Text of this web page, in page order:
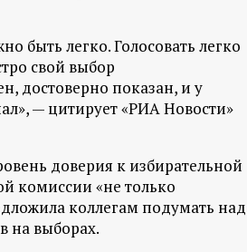
быть легко. Голосовать легко
свой выбор
достоверно показан, и у
— цитирует «РИА Новости»
доверия к избирательной
комиссии «не только
коллегам подумать над
на выборах.